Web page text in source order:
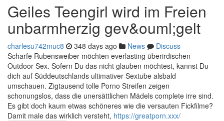
Geiles Teengirl wird im Freien
unbarmherzig gev&ouml;gelt
charlesu742muc8 348 days ago News
Discuss
Scharfe Rubensweiber möchten everlasting überirdischen
Outdoor Sex. Sofern Du das nicht glauben möchtest, kannst Du
dich auf Süddeutschlands ultimativer Sextube alsbald
umschauen. Zigtausend tolle Porno Streifen zeigen
schonungslos, dass die unersättlichen Mädels complete irre sind.
Es gibt doch kaum etwas schöneres wie die versauten Fickfilme?
Damit male das wirklich versteht, https://greatporn.xxx/